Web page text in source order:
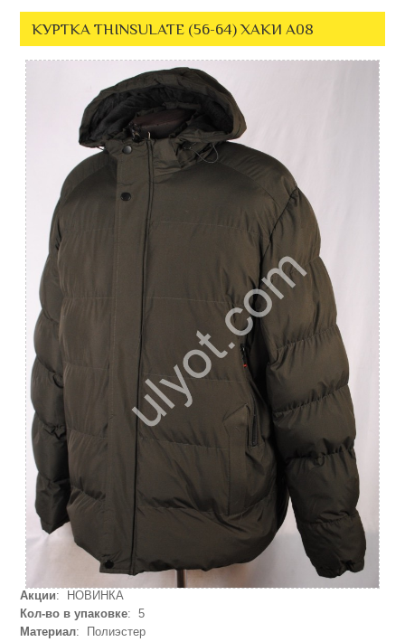
КУРТКА THINSULATE (56-64) ХАКИ A08
Акции: НОВИНКА
Кол-во в упаковке: 5
Материал: Полиэстер